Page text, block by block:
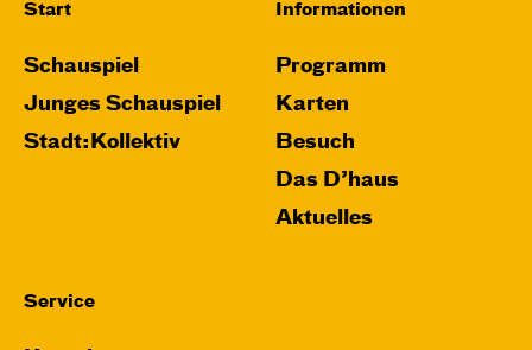
Start
Schauspiel
Junges Schauspiel
Stadt:Kollektiv
Informationen
Programm
Karten
Besuch
Das D’haus
Aktuelles
Service